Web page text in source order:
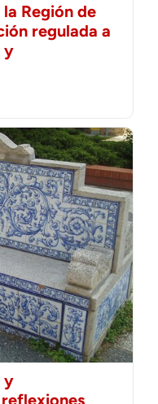
Región de
regulada a
y
y